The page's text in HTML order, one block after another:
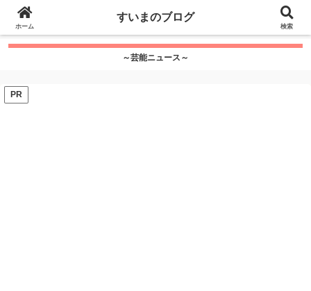
google.com, pub-7115624674097404, DIRECT,
f08c47fec0942fa0
～芸能ニュース～
PR
ホーム
すいまのブログ
検索